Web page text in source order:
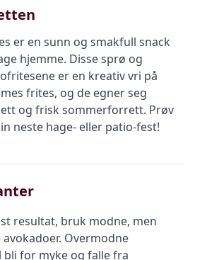
er en sunn og smakfull snack
hjemme. Disse sprø og
er en kreativ vri på
frites, og de egner seg
og frisk sommerforrett. Prøv
neste hage- eller patio-fest!
resultat, bruk modne, men
Overmodne
bli for myke og falle fra